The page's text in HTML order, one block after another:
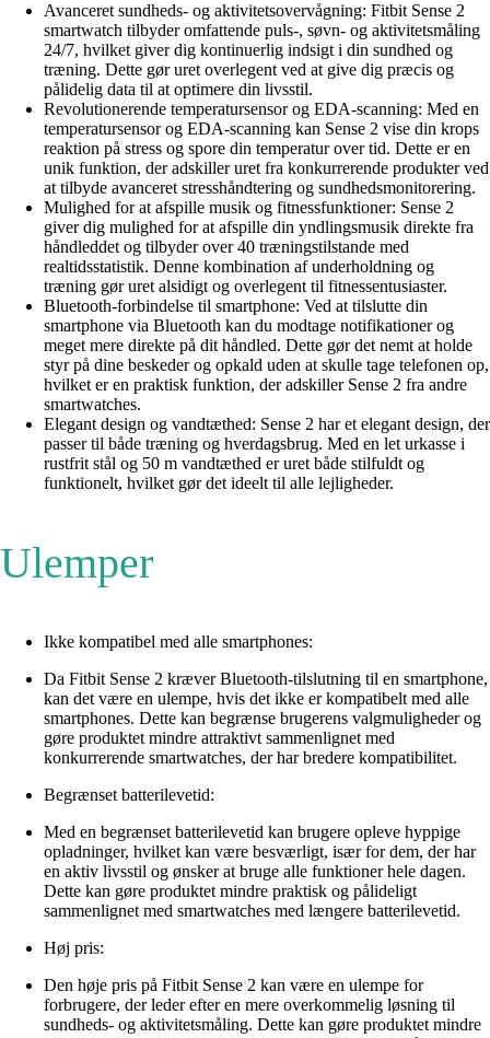
Avanceret sundheds- og aktivitetsovervågning: Fitbit Sense 2
smartwatch tilbyder omfattende puls-, søvn- og aktivitetsmåling
24/7, hvilket giver dig kontinuerlig indsigt i din sundhed og
træning. Dette gør uret overlegent ved at give dig præcis og
pålidelig data til at optimere din livsstil.
Revolutionerende temperatursensor og EDA-scanning: Med en
temperatursensor og EDA-scanning kan Sense 2 vise din krops
reaktion på stress og spore din temperatur over tid. Dette er en
unik funktion, der adskiller uret fra konkurrerende produkter ved
at tilbyde avanceret stresshåndtering og sundhedsmonitorering.
Mulighed for at afspille musik og fitnessfunktioner: Sense 2
giver dig mulighed for at afspille din yndlingsmusik direkte fra
håndleddet og tilbyder over 40 træningstilstande med
realtidsstatistik. Denne kombination af underholdning og
træning gør uret alsidigt og overlegent til fitnessentusiaster.
Bluetooth-forbindelse til smartphone: Ved at tilslutte din
smartphone via Bluetooth kan du modtage notifikationer og
meget mere direkte på dit håndled. Dette gør det nemt at holde
styr på dine beskeder og opkald uden at skulle tage telefonen op,
hvilket er en praktisk funktion, der adskiller Sense 2 fra andre
smartwatches.
Elegant design og vandtæthed: Sense 2 har et elegant design, der
passer til både træning og hverdagsbrug. Med en let urkasse i
rustfrit stål og 50 m vandtæthed er uret både stilfuldt og
funktionelt, hvilket gør det ideelt til alle lejligheder.
Ulemper
Ikke kompatibel med alle smartphones:
Da Fitbit Sense 2 kræver Bluetooth-tilslutning til en smartphone,
kan det være en ulempe, hvis det ikke er kompatibelt med alle
smartphones. Dette kan begrænse brugerens valgmuligheder og
gøre produktet mindre attraktivt sammenlignet med
konkurrerende smartwatches, der har bredere kompatibilitet.
Begrænset batterilevetid:
Med en begrænset batterilevetid kan brugere opleve hyppige
opladninger, hvilket kan være besværligt, især for dem, der har
en aktiv livsstil og ønsker at bruge alle funktioner hele dagen.
Dette kan gøre produktet mindre praktisk og pålideligt
sammenlignet med smartwatches med længere batterilevetid.
Høj pris:
Den høje pris på Fitbit Sense 2 kan være en ulempe for
forbrugere, der leder efter en mere overkommelig løsning til
sundheds- og aktivitetsmåling. Dette kan gøre produktet mindre